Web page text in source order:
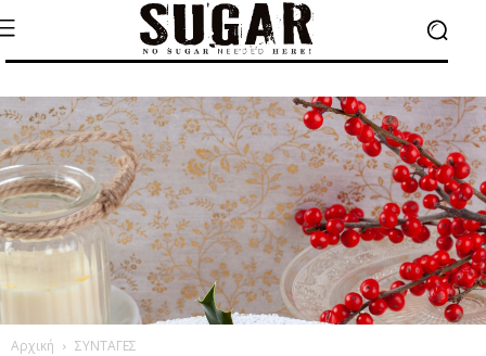
Αρχική ΣΥΝΤΑΓΕΣ